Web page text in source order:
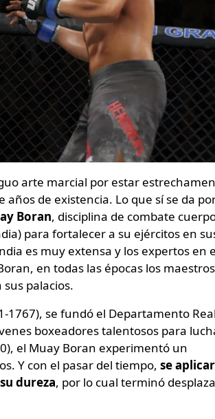
arte marcial por estar
de existencia. Lo que sí se da
Boran, disciplina de combate
para fortalecer a su ejércitos en
es muy extensa y los expertos en
en todas las épocas los
palacios.
se fundó el Departamento
boxeadores talentosos para
el Muay Boran experimentó un
Y con el pasar del tiempo, se
dureza, por lo cual terminó